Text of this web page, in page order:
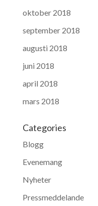
oktober 2018
september 2018
augusti 2018
juni 2018
april 2018
mars 2018
Categories
Blogg
Evenemang
Nyheter
Pressmeddelande